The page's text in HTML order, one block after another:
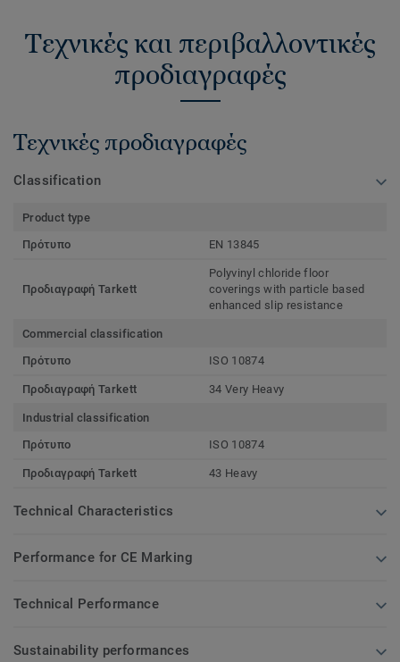
Τεχνικές και περιβαλλοντικές
προδιαγραφές
Τεχνικές προδιαγραφές
Classification
Product type
Πρότυπο
EN 13845
Προδιαγραφή Tarkett
Polyvinyl chloride floor
coverings with particle based
enhanced slip resistance
Commercial classification
Πρότυπο
ISO 10874
Προδιαγραφή Tarkett 34 Very Heavy
Industrial classification
Πρότυπο
ISO 10874
Προδιαγραφή Tarkett 43 Heavy
Technical Characteristics
Performance for CE Marking
Technical Performance
Sustainability performances